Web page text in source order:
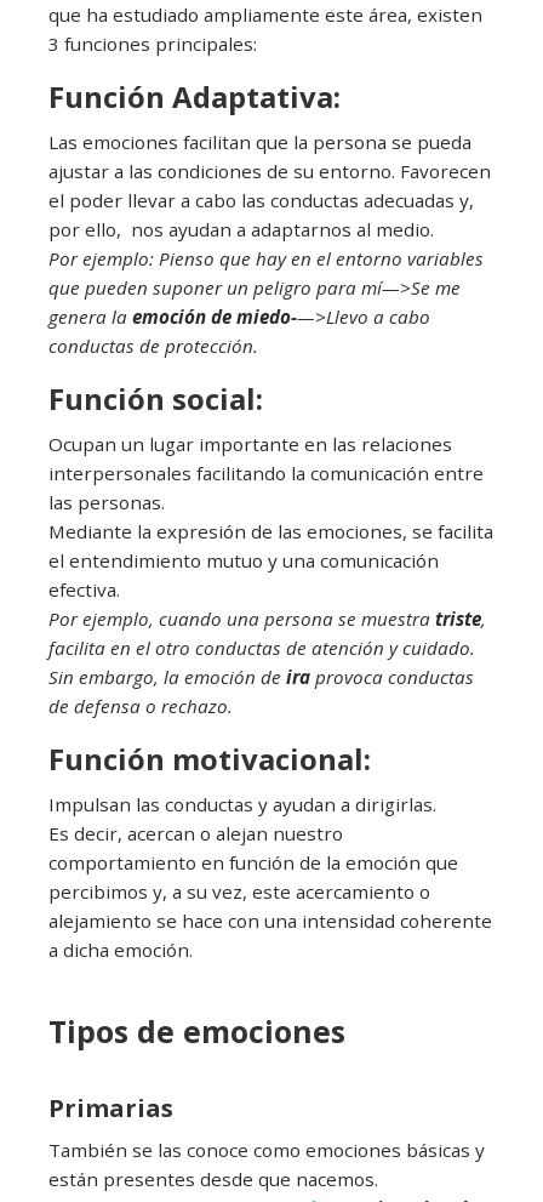
que ha estudiado ampliamente este área, existen
3 funciones principales:
Función Adaptativa:
Las emociones facilitan que la persona se pueda
ajustar a las condiciones de su entorno. Favorecen
el poder llevar a cabo las conductas adecuadas y,
por ello, nos ayudan a adaptarnos al medio.
Por ejemplo: Pienso que hay en el entorno variables
que pueden suponer un peligro para mí—>Se me
genera la emoción de miedo-—>Llevo a cabo
conductas de protección.
Función social:
Ocupan un lugar importante en las relaciones
interpersonales facilitando la comunicación entre
las personas.
Mediante la expresión de las emociones, se facilita
el entendimiento mutuo y una comunicación
efectiva.
Por ejemplo, cuando una persona se muestra triste,
facilita en el otro conductas de atención y cuidado.
Sin embargo, la emoción de ira provoca conductas
de defensa o rechazo.
Función motivacional:
Impulsan las conductas y ayudan a dirigirlas.
Es decir, acercan o alejan nuestro
comportamiento en función de la emoción que
percibimos y, a su vez, este acercamiento o
alejamiento se hace con una intensidad coherente
a dicha emoción.
Tipos de emociones
Primarias
También se las conoce como emociones básicas y
están presentes desde que nacemos.